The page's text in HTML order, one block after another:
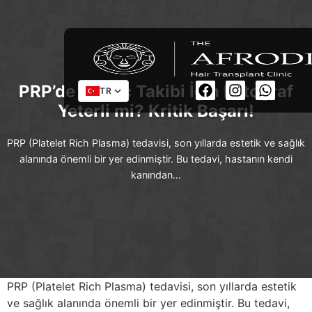
TR
PRP’de Sonuç Takibi İçin Fotoğraf
Yeterli mi? Kritik Başarı!
PRP (Platelet Rich Plasma) tedavisi, son yıllarda estetik ve sağlık
alanında önemli bir yer edinmiştir. Bu tedavi, hastanın kendi
kanından…
PRP (Platelet Rich Plasma) tedavisi, son yıllarda estetik
ve sağlık alanında önemli bir yer edinmiştir. Bu tedavi,